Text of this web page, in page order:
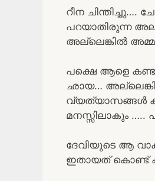
റീന ചിന്തിച്ചു….
പറയാതിരുന്ന
അല്ലെങ്കിൽ
പക്ഷെ ആളെ
ഛായ…
വ്യത്യാസങ്ങൾ
മനസ്സിലാകും …..
ദേവിയുടെ ആ
ഇതായത് കൊണ്ട്